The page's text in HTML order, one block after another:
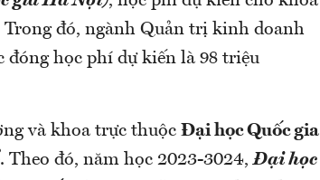
đó, ngành Quản trị kinh doanh
đóng học phí dự kiến là 98 triệu
và khoa trực thuộc Đại học Quốc gia
đó, năm học 2023-3024,Đại học